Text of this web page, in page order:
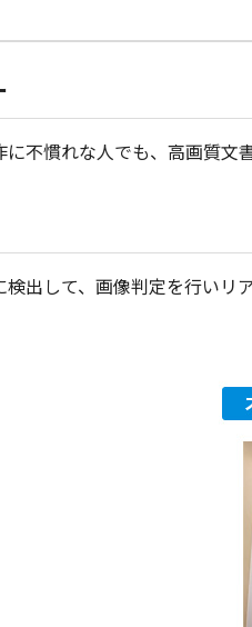
に不慣れな人でも、高画質
出して、画像判定を行いリ